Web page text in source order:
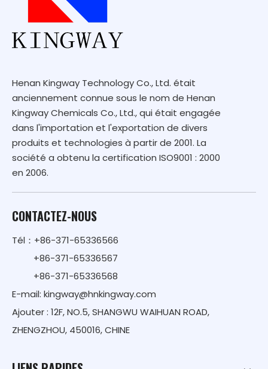
Henan Kingway Technology Co., Ltd. était
anciennement connue sous le nom de Henan
Kingway Chemicals Co., Ltd., qui était engagée
dans l'importation et l'exportation de divers
produits et technologies à partir de 2001. La
société a obtenu la certification ISO9001 : 2000
en 2006.
CONTACTEZ-NOUS
Tél：+86-371-65336566
+86-371-65336567
+86-371-65336568
E-mail: kingway@hnkingway.com
Ajouter : 12F, NO.5, SHANGWU WAIHUAN ROAD,
ZHENGZHOU, 450016, CHINE